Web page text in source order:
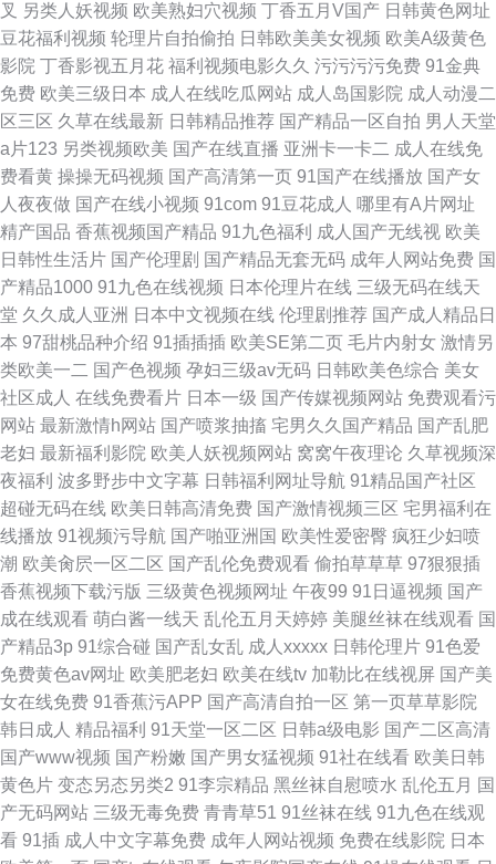
叉 另类人妖视频 欧美熟妇穴视频 丁香五月V国产 日韩黄色网址
豆花福利视频 轮理片自拍偷拍 日韩欧美美女视频 欧美A级黄色
影院 丁香影视五月花 福利视频电影久久 污污污污免费 91金典
免费 欧美三级日本 成人在线吃瓜网站 成人岛国影院 成人动漫二
区三区 久草在线最新 日韩精品推荐 国产精品一区自拍 男人天堂
a片123 另类视频欧美 国产在线直播 亚洲卡一卡二 成人在线免
费看黄 操操无码视频 国产高清第一页 91国产在线播放 国产女
人夜夜做 国产在线小视频 91com 91豆花成人 哪里有A片网址
精产国品 香蕉视频国产精品 91九色福利 成人国产无线视 欧美
日韩性生活片 国产伦理剧 国产精品无套无码 成年人网站免费 国
产精品1000 91九色在线视频 日本伦理片在线 三级无码在线天
堂 久久成人亚洲 日本中文视频在线 伦理剧推荐 国产成人精品日
本 97甜桃品种介绍 91插插插 欧美SE第二页 毛片内射女 激情另
类欧美一二 国产色视频 孕妇三级av无码 日韩欧美色综合 美女
社区成人 在线免费看片 日本一级 国产传媒视频网站 免费观看污
网站 最新激情h网站 国产喷浆抽搐 宅男久久国产精品 国产乱肥
老妇 最新福利影院 欧美人妖视频网站 窝窝午夜理论 久草视频深
夜福利 波多野步中文字幕 日韩福利网址导航 91精品国产社区
超碰无码在线 欧美日韩高清免费 国产激情视频三区 宅男福利在
线播放 91视频污导航 国产啪亚洲国 欧美性爱密臀 疯狂少妇喷
潮 欧美肏屄一区二区 国产乱伦免费观看 偷拍草草草 97狠狠插
香蕉视频下载污版 三级黄色视频网址 午夜99 91日逼视频 国产
成在线观看 萌白酱一线天 乱伦五月天婷婷 美腿丝袜在线观看 国
产精品3p 91综合碰 国产乱女乱 成人xxxxx 日韩伦理片 91色爱
免费黄色av网址 欧美肥老妇 欧美在线tv 加勒比在线视屏 国产美
女在线免费 91香蕉污APP 国产高清自拍一区 第一页草草影院
韩日成人 精品福利 91天堂一区二区 日韩a级电影 国产二区高清
国产www视频 国产粉嫩 国产男女猛视频 91社在线看 欧美日韩
黄色片 变态另态另类2 91李宗精品 黑丝袜自慰喷水 乱伦五月 国
产无码网站 三级无毒免费 青青草51 91丝袜在线 91九色在线观
看 91插 成人中文字幕免费 成年人网站视频 免费在线影院 日本